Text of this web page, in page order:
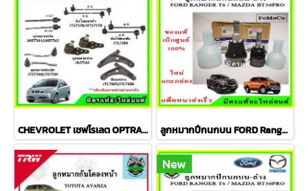
CHEVROLET เชฟโรเลต OPTRA ปี 03-08 ชุดช่วงล่าง TRW ลูกหมากปีกนกบน FORD Ranger T6 / MAZDA BT50 PRO 2WD , 4WD
New